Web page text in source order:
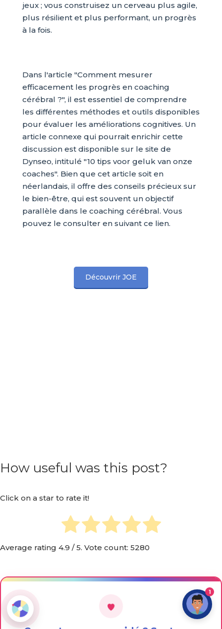
jeux ; vous construisez un cerveau plus agile,
plus résilient et plus performant, un progrès
à la fois.
Dans l'article "Comment mesurer
efficacement les progrès en coaching
cérébral ?", il est essentiel de comprendre
les différentes méthodes et outils disponibles
pour évaluer les améliorations cognitives. Un
article connexe qui pourrait enrichir cette
discussion est disponible sur le site de
Dynseo, intitulé "10 tips voor geluk van onze
coaches". Bien que cet article soit en
néerlandais, il offre des conseils précieux sur
le bien-être, qui est souvent un objectif
parallèle dans le coaching cérébral. Vous
pouvez le consulter en suivant ce lien.
Découvrir JOE
How useful was this post?
Click on a star to rate it!
Average rating 4.9 / 5. Vote count: 5280
1